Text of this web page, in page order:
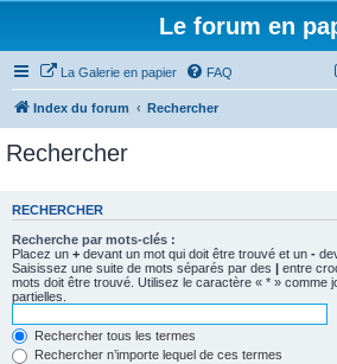
Le forum en
La Galerie en papier FAQ
Index du forum Rechercher
Rechercher
RECHERCHER
Recherche par mots-clés :
Placez un + devant un mot qui doit être trouvé et un -
Saisissez une suite de mots séparés par des | entre
mots doit être trouvé. Utilisez le caractère « * » comme
partielles.
Rechercher tous les termes
Rechercher n’importe lequel de ces termes